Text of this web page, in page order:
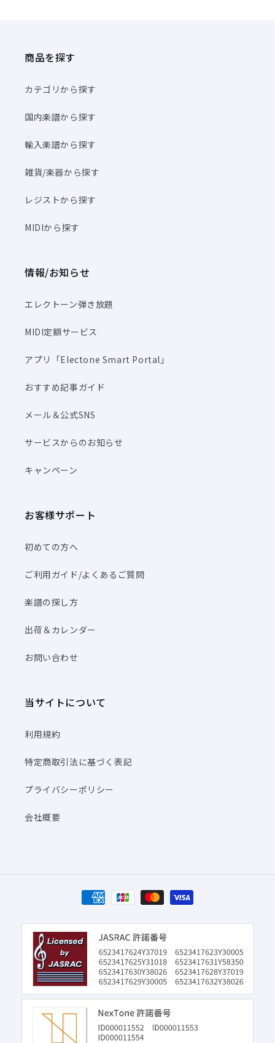
商品を探す
カテゴリから探す
国内楽譜から探す
輸入楽譜から探す
雑貨/楽器から探す
レジストから探す
MIDIから探す
情報/お知らせ
エレクトーン弾き放題
MIDI定額サービス
アプリ「Electone Smart Portal」
おすすめ記事ガイド
メール＆公式SNS
サービスからのお知らせ
キャンペーン
お客様サポート
初めての方へ
ご利用ガイド/よくあるご質問
楽譜の探し方
出荷＆カレンダー
お問い合わせ
当サイトについて
利用規約
特定商取引法に基づく表記
プライバシーポリシー
会社概要
決
済
方
法